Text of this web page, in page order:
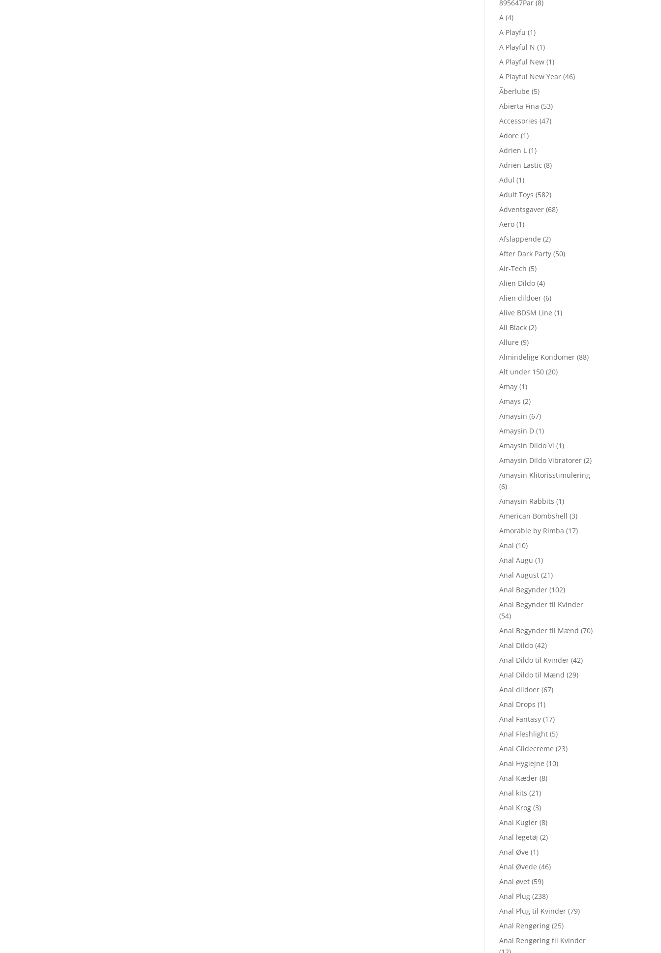
895647Par (8)
A (4)
A Playfu (1)
A Playful N (1)
A Playful New (1)
A Playful New Year (46)
Ãberlube (5)
Abierta Fina (53)
Accessories (47)
Adore (1)
Adrien L (1)
Adrien Lastic (8)
Adul (1)
Adult Toys (582)
Adventsgaver (68)
Aero (1)
Afslappende (2)
After Dark Party (50)
Air-Tech (5)
Alien Dildo (4)
Alien dildoer (6)
Alive BDSM Line (1)
All Black (2)
Allure (9)
Almindelige Kondomer (88)
Alt under 150 (20)
Amay (1)
Amays (2)
Amaysin (67)
Amaysin D (1)
Amaysin Dildo Vi (1)
Amaysin Dildo Vibratorer (2)
Amaysin Klitorisstimulering
(6)
Amaysin Rabbits (1)
American Bombshell (3)
Amorable by Rimba (17)
Anal (10)
Anal Augu (1)
Anal August (21)
Anal Begynder (102)
Anal Begynder til Kvinder
(54)
Anal Begynder til Mænd (70)
Anal Dildo (42)
Anal Dildo til Kvinder (42)
Anal Dildo til Mænd (29)
Anal dildoer (67)
Anal Drops (1)
Anal Fantasy (17)
Anal Fleshlight (5)
Anal Glidecreme (23)
Anal Hygiejne (10)
Anal Kæder (8)
Anal kits (21)
Anal Krog (3)
Anal Kugler (8)
Anal legetøj (2)
Anal Øve (1)
Anal Øvede (46)
Anal øvet (59)
Anal Plug (238)
Anal Plug til Kvinder (79)
Anal Rengøring (25)
Anal Rengøring til Kvinder